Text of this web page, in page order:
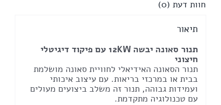
דיגיטלי
קומפקטי
חוות דעת (0)
תיאור
תנור סאונה יבשה 12KW עם פיקוד דיגיטלי
חיצוני
תנור הסאונה האידיאלי לחוויית סאונה מושלמת
בבית או במרכזי בריאות. עם עיצוב איכותי
ועמידות גבוהה, תנור זה משלב ביצועים מעולים
עם טכנולוגיה מתקדמת.